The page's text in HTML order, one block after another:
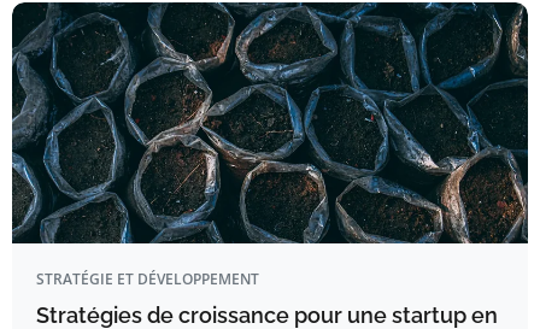
STRATÉGIE ET DÉVELOPPEMENT
Stratégies de croissance pour une startup en